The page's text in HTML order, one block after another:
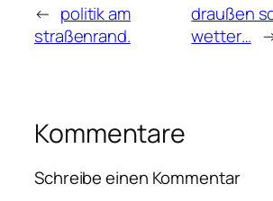
← politik am
straßenrand.
draußen
wetter…
Kommentare
Schreibe einen Kommentar